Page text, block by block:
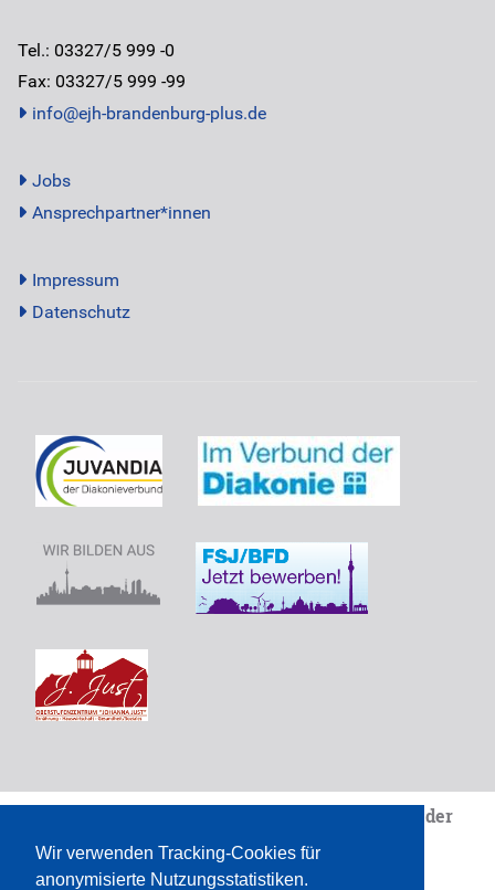
Wir verwenden Tracking-Cookies für
anonymisierte Nutzungsstatistiken.
Tel.: 03327/5 999 -0
Fax: 03327/5 999 -99
info@ejh-brandenburg-plus.de
Jobs
Ansprechpartner*innen
Impressum
Datenschutz
Juvandia - der
Diakonieverbunde.V.
Pädagogik. Am Puls des Lebens.